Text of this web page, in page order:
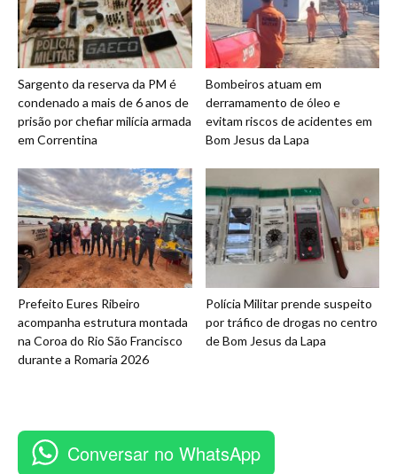
Sargento da reserva da PM é
condenado a mais de 6 anos de
prisão por chefiar milícia armada
em Correntina
Bombeiros atuam em
derramamento de óleo e
evitam riscos de acidentes em
Bom Jesus da Lapa
Prefeito Eures Ribeiro
acompanha estrutura montada
na Coroa do Rio São Francisco
durante a Romaria 2026
Polícia Militar prende suspeito
por tráfico de drogas no centro
de Bom Jesus da Lapa
Conversar no WhatsApp